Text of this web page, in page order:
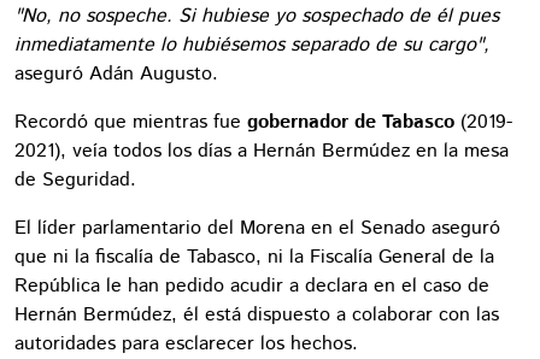
"No, no sospeche. Si hubiese yo sospechado de él pues
inmediatamente lo hubiésemos separado de su cargo",
aseguró Adán Augusto.
Recordó que mientras fue gobernador de Tabasco (2019-
2021), veía todos los días a Hernán Bermúdez en la mesa
de Seguridad.
El líder parlamentario del Morena en el Senado aseguró
que ni la fiscalía de Tabasco, ni la Fiscalía General de la
República le han pedido acudir a declara en el caso de
Hernán Bermúdez, él está dispuesto a colaborar con las
autoridades para esclarecer los hechos.